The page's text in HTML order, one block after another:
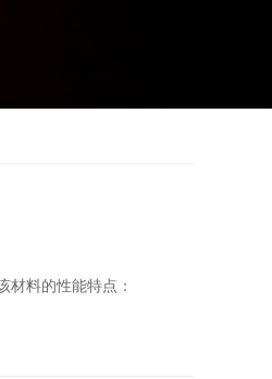
材料的性能特点：